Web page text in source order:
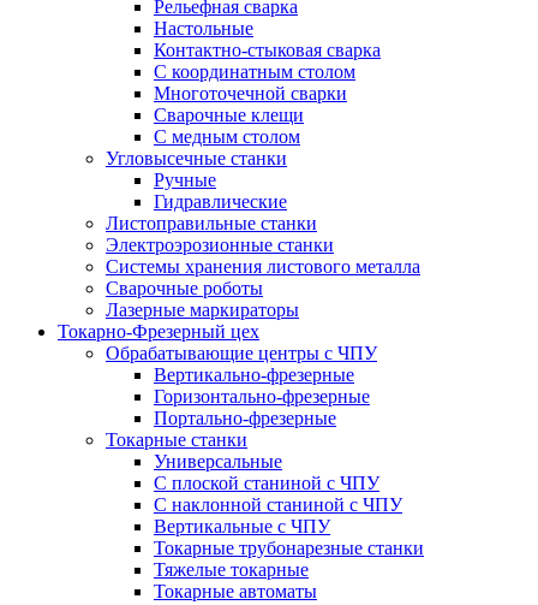
Рельефная сварка
Настольные
Контактно-стыковая сварка
С координатным столом
Многоточечной сварки
Сварочные клещи
С медным столом
Угловысечные станки
Ручные
Гидравлические
Листоправильные станки
Электроэрозионные станки
Системы хранения листового металла
Сварочные роботы
Лазерные маркираторы
Токарно-Фрезерный цех
Обрабатывающие центры с ЧПУ
Вертикально-фрезерные
Горизонтально-фрезерные
Портально-фрезерные
Токарные станки
Универсальные
С плоской станиной с ЧПУ
С наклонной станиной с ЧПУ
Вертикальные с ЧПУ
Токарные трубонарезные станки
Тяжелые токарные
Токарные автоматы